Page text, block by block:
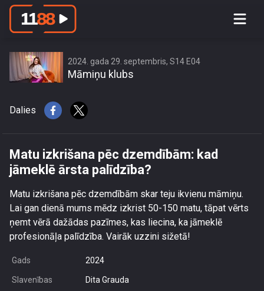
Matu izkrišana pēc dzemdībām: kad
2024. gada 29. septembris, S14 E04
Māmiņu klubs
Dalies
Matu izkrišana pēc dzemdībām: kad
jāmeklē ārsta palīdzība?
Matu izkrišana pēc dzemdībām skar teju ikvienu māmiņu.
Lai gan dienā mums mēdz izkrist 50-150 matu, tāpat vērts
ņemt vērā dažādas pazīmes, kas liecina, ka jāmeklē
profesionāļa palīdzība. Vairāk uzzini sižetā!
Gads 2024
Slavenības Dita Grauda